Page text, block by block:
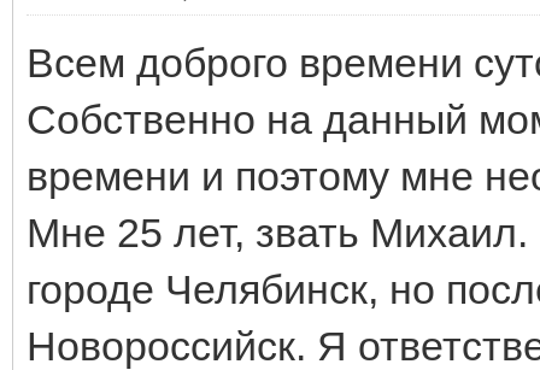
Всем доброго времени
Собственно на данный
времени и поэтому мне
Мне 25 лет, звать
городе Челябинск, но
Новороссийск. Я